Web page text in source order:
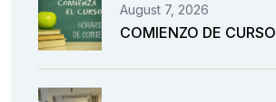
August 7, 2026
COMIENZO DE CURSO